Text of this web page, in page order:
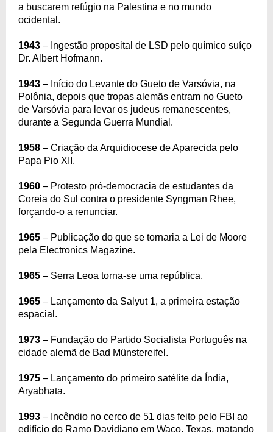
a buscarem refúgio na Palestina e no mundo
ocidental.
1943 – Ingestão proposital de LSD pelo químico suíço
Dr. Albert Hofmann.
1943 – Início do Levante do Gueto de Varsóvia, na
Polônia, depois que tropas alemãs entram no Gueto
de Varsóvia para levar os judeus remanescentes,
durante a Segunda Guerra Mundial.
1958 – Criação da Arquidiocese de Aparecida pelo
Papa Pio XII.
1960 – Protesto pró-democracia de estudantes da
Coreia do Sul contra o presidente Syngman Rhee,
forçando-o a renunciar.
1965 – Publicação do que se tornaria a Lei de Moore
pela Electronics Magazine.
1965 – Serra Leoa torna-se uma república.
1965 – Lançamento da Salyut 1, a primeira estação
espacial.
1973 – Fundação do Partido Socialista Português na
cidade alemã de Bad Münstereifel.
1975 – Lançamento do primeiro satélite da Índia,
Aryabhata.
1993 – Incêndio no cerco de 51 dias feito pelo FBI ao
edifício do Ramo Davidiano em Waco, Texas, matando